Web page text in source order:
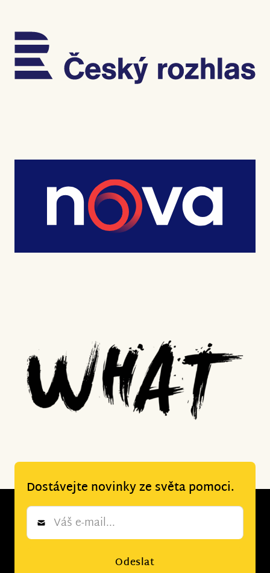
Dostávejte novinky ze světa pomoci.
Newsletter
Odeslat